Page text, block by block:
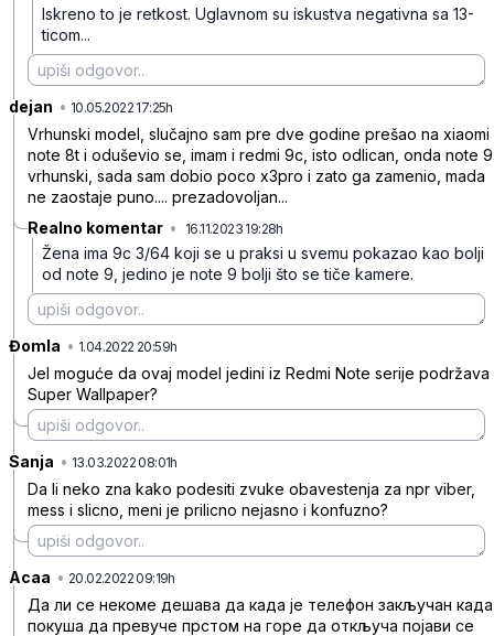
Iskreno to je retkost. Uglavnom su iskustva negativna sa 13-
ticom...
dejan • 10.05.2022 17:25h
Vrhunski model, slučajno sam pre dve godine prešao na xiaomi
note 8t i oduševio se, imam i redmi 9c, isto odlican, onda note 9
vrhunski, sada sam dobio poco x3pro i zato ga zamenio, mada
ne zaostaje puno.... prezadovoljan...
Realno komentar • 16.11.2023 19:28h
Žena ima 9c 3/64 koji se u praksi u svemu pokazao kao bolji
od note 9, jedino je note 9 bolji što se tiče kamere.
Đomla • 1.04.2022 20:59h
Jel moguće da ovaj model jedini iz Redmi Note serije podržava
Super Wallpaper?
Sanja • 13.03.2022 08:01h
Da li neko zna kako podesiti zvuke obavestenja za npr viber,
mess i slicno, meni je prilicno nejasno i konfuzno?
Acaa • 20.02.2022 09:19h
Да ли се некоме дешава да када је телефон закључан када
покуша да превуче прстом на горе да откључа појави се